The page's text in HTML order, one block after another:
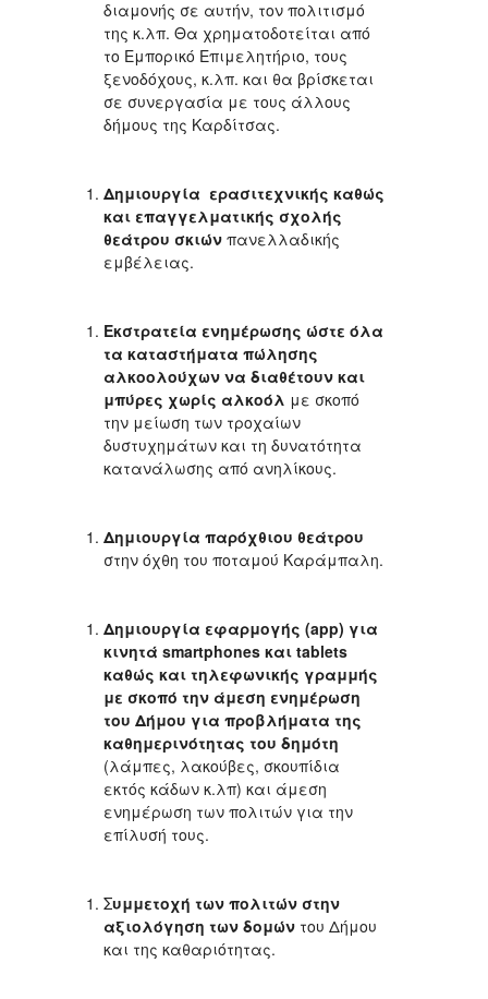
διαμονής σε αυτήν, τον πολιτισμό
της κ.λπ. Θα χρηματοδοτείται από
το Εμπορικό Επιμελητήριο, τους
ξενοδόχους, κ.λπ. και θα βρίσκεται
σε συνεργασία με τους άλλους
δήμους της Καρδίτσας.
Δημιουργία ερασιτεχνικής καθώς
και επαγγελματικής σχολής
θεάτρου σκιών πανελλαδικής
εμβέλειας.
Εκστρατεία ενημέρωσης ώστε όλα
τα καταστήματα πώλησης
αλκοολούχων να διαθέτουν και
μπύρες χωρίς αλκοόλ με σκοπό
την μείωση των τροχαίων
δυστυχημάτων και τη δυνατότητα
κατανάλωσης από ανηλίκους.
Δημιουργία παρόχθιου θεάτρου
στην όχθη του ποταμού Καράμπαλη.
Δημιουργία εφαρμογής (app) για
κινητά smartphones και tablets
καθώς και τηλεφωνικής γραμμής
με σκοπό την άμεση ενημέρωση
του Δήμου για προβλήματα της
καθημερινότητας του δημότη
(λάμπες, λακούβες, σκουπίδια
εκτός κάδων κ.λπ) και άμεση
ενημέρωση των πολιτών για την
επίλυσή τους.
Συμμετοχή των πολιτών στην
αξιολόγηση των δομών του Δήμου
και της καθαριότητας.